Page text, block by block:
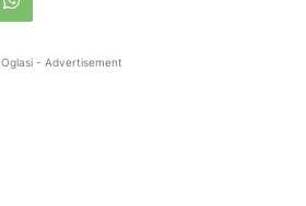
Oglasi - Advertisement